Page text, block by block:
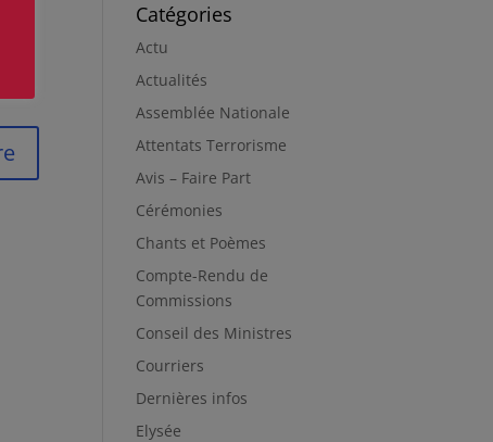
Catégories
Actu
Actualités
Assemblée Nationale
Attentats Terrorisme
Avis – Faire Part
Cérémonies
Chants et Poèmes
Compte-Rendu de
Commissions
Conseil des Ministres
Courriers
Dernières infos
Elysée